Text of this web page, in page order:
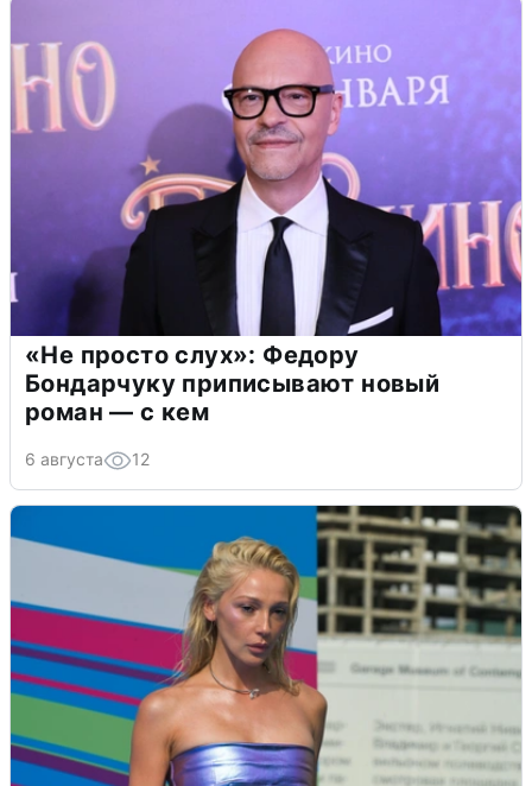
«Не просто слух»: Федору
Бондарчуку приписывают новый
роман — с кем
6 августа 12